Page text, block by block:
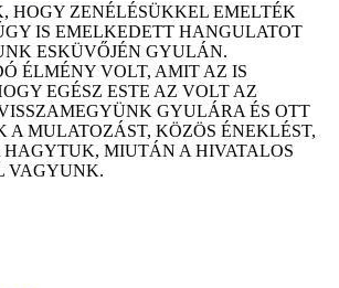
HOGY ZENÉLÉSÜKKEL EMELTÉK
IS EMELKEDETT HANGULATOT
ESKÜVŐJÉN GYULÁN.
ÉLMÉNY VOLT, AMIT AZ IS
EGÉSZ ESTE AZ VOLT AZ
GYULÁRA ÉS OTT
A MULATOZÁST, KÖZÖS ÉNEKLÉST,
MIUTÁN A HIVATALOS
VAGYUNK.